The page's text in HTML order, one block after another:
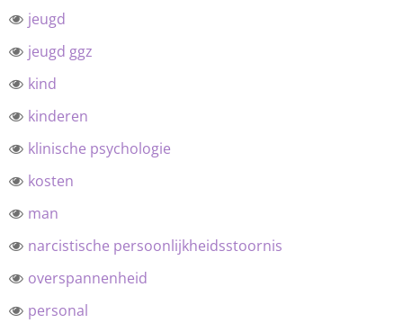
jeugd
jeugd ggz
kind
kinderen
klinische psychologie
kosten
man
narcistische persoonlijkheidsstoornis
overspannenheid
personal